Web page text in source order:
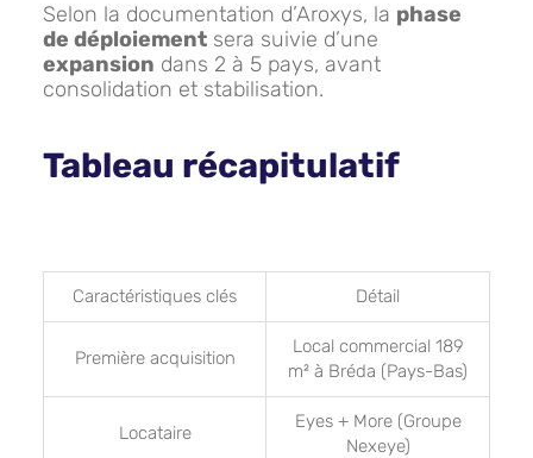
Selon la documentation d’Aroxys, la phase
de déploiement sera suivie d’une
expansion dans 2 à 5 pays, avant
consolidation et stabilisation.
Tableau récapitulatif
Caractéristiques clés Détail
Première acquisition
Local commercial 189
m² à Bréda (Pays-Bas)
Locataire
Eyes + More (Groupe
Nexeye)